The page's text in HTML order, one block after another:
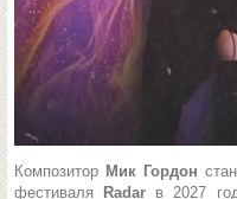
Композитор Мик Гордон
фестиваля
Radar в 2027